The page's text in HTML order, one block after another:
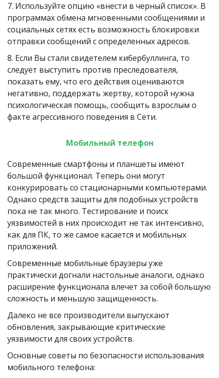
7. Используйте опцию «внести в черный список». В
программах обмена мгновенными сообщениями и
социальных сетях есть возможность блокировки
отправки сообщений с определенных адресов.
8. Если Вы стали свидетелем кибербуллинга, то
следует выступить против преследователя,
показать ему, что его действия оцениваются
негативно, поддержать жертву, которой нужна
психологическая помощь, сообщить взрослым о
факте агрессивного поведения в Сети.
Мобильный телефон
Современные смартфоны и планшеты имеют
большой функционал. Теперь они могут
конкурировать со стационарными компьютерами.
Однако средств защиты для подобных устройств
пока не так много. Тестирование и поиск
уязвимостей в них происходит не так интенсивно,
как для ПК, то же самое касается и мобильных
приложений.
Современные мобильные браузеры уже
практически догнали настольные аналоги, однако
расширение функционала влечет за собой большую
сложность и меньшую защищенность.
Далеко не все производители выпускают
обновления, закрывающие критические
уязвимости для своих устройств.
Основные советы по безопасности использования
мобильного телефона: